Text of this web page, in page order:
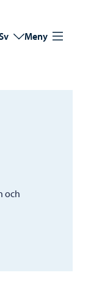
språk språk:
Meny
och